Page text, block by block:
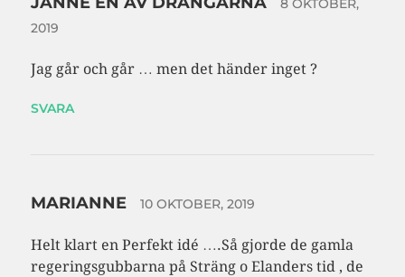
8 OKTOBER,
2019
Jag går och går … men det händer inget ?
SVARA
MARIANNE 10 OKTOBER, 2019
Helt klart en Perfekt idé ….Så gjorde de gamla
regeringsgubbarna på Sträng o Elanders tid , de